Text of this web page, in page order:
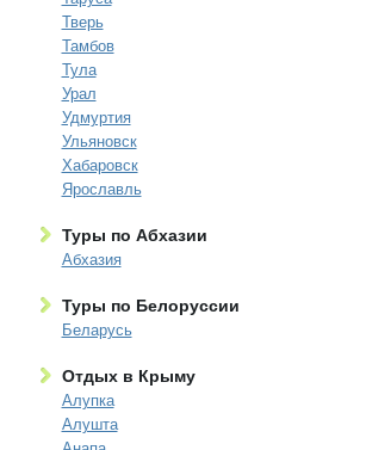
Тверь
Тамбов
Тула
Урал
Удмуртия
Ульяновск
Хабаровск
Ярославль
Туры по Абхазии
Абхазия
Туры по Белоруссии
Беларусь
Отдых в Крыму
Алупка
Алушта